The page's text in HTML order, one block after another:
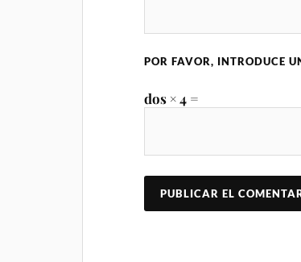
POR FAVOR, INTRODUCE
dos × 4 =